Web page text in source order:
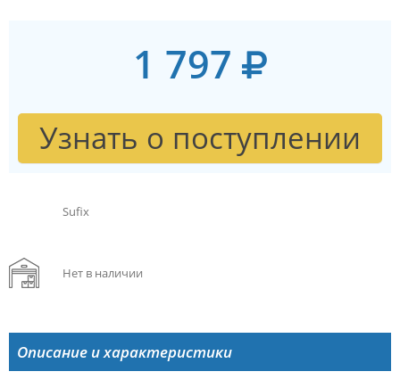
1 797
Узнать о поступлении
Sufix
Нет в наличии
Описание и характеристики